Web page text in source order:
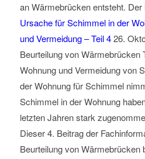
an Wärmebrücken entsteht.
Ursache für Schimmel in der
und Vermeidung – Teil 4 26.
Beurteilung von Wärmebrücken
Wohnung und Vermeidung von
der Wohnung für Schimmel
Schimmel in der Wohnung
letzten Jahren stark
Dieser 4. Beitrag der
Beurteilung von Wärmebrücken